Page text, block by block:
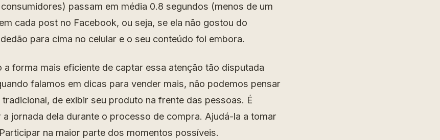
passam em média 0.8 segundos (menos de um
cada post no Facebook, ou seja, se ela não gostou do
para cima no celular e o seu conteúdo foi embora.
a forma mais eficiente de captar essa atenção tão disputada
falamos em dicas para vender mais, não podemos pensar
de exibir seu produto na frente das pessoas. É
jornada dela durante o processo de compra. Ajudá-la a tomar
na maior parte dos momentos possíveis.